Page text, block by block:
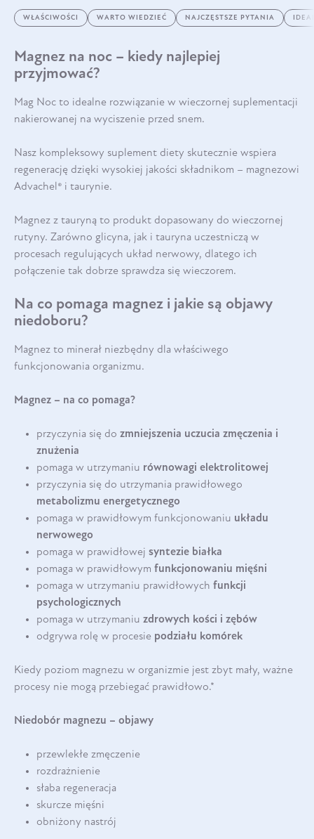
WŁAŚCIWOŚCI WARTO WIEDZIEĆ NAJCZĘSTSZE PYTANIA
Magnez na noc – kiedy najlepiej
przyjmować?
Mag Noc to idealne rozwiązanie w wieczornej suplementacji
nakierowanej na wyciszenie przed snem.
Nasz kompleksowy suplement diety skutecznie wspiera
regenerację dzięki wysokiej jakości składnikom – magnezowi
Advachel® i taurynie.
Magnez z tauryną to produkt dopasowany do wieczornej
rutyny. Zarówno glicyna, jak i tauryna uczestniczą w
procesach regulujących układ nerwowy, dlatego ich
połączenie tak dobrze sprawdza się wieczorem.
Na co pomaga magnez i jakie są objawy
niedoboru?
Magnez to minerał niezbędny dla właściwego
funkcjonowania organizmu.
Magnez – na co pomaga?
przyczynia się do zmniejszenia uczucia zmęczenia i
znużenia
pomaga w utrzymaniu równowagi elektrolitowej
przyczynia się do utrzymania prawidłowego
metabolizmu energetycznego
pomaga w prawidłowym funkcjonowaniu układu
nerwowego
pomaga w prawidłowej syntezie białka
pomaga w prawidłowym funkcjonowaniu mięśni
pomaga w utrzymaniu prawidłowych funkcji
psychologicznych
pomaga w utrzymaniu zdrowych kości i zębów
odgrywa rolę w procesie podziału komórek
Kiedy poziom magnezu w organizmie jest zbyt mały, ważne
procesy nie mogą przebiegać prawidłowo.*
Niedobór magnezu – objawy
przewlekłe zmęczenie
rozdrażnienie
słaba regeneracja
skurcze mięśni
obniżony nastrój